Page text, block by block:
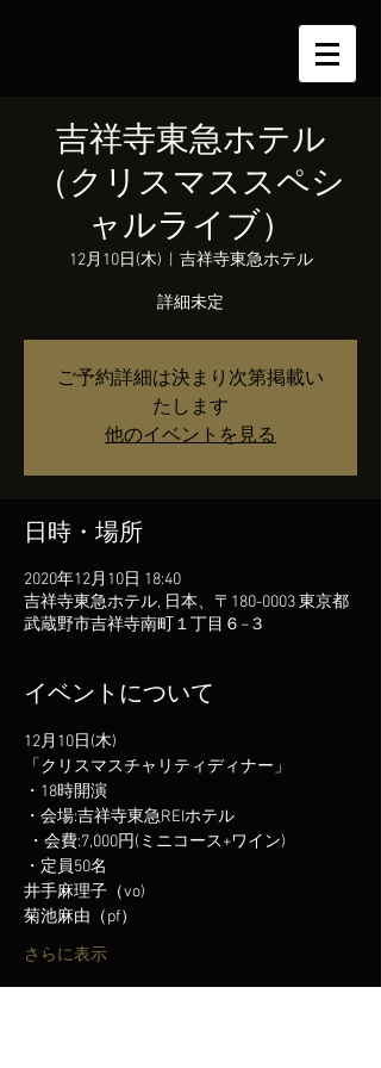
吉祥寺東急ホテル
（クリスマススペシ
ャルライブ）
12月10日(木) 吉祥寺東急ホテル
詳細未定
ご予約詳細は決まり次第掲載い
たします
他のイベントを見る
日時・場所
2020年12月10日 18:40
吉祥寺東急ホテル, 日本、〒180-0003 東京都
武蔵野市吉祥寺南町１丁目６−３
イベントについて
12月10日(木)
「クリスマスチャリティディナー」
・18時開演
・会場:吉祥寺東急REIホテル
・会費:7,000円(ミニコース+ワイン)
・定員50名
井手麻理子（vo)
菊池麻由（pf）
さらに表示